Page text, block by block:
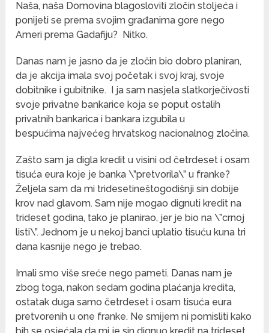
Naša, naša Domovina blagosloviti zločin stoljeća i
ponijeti se prema svojim građanima gore nego
Ameri prema Gadafiju? Nitko.
Danas nam je jasno da je zločin bio dobro planiran,
da je akcija imala svoj početak i svoj kraj, svoje
dobitnike i gubitnike. I ja sam nasjela slatkorječivosti
svoje privatne bankarice koja se poput ostalih
privatnih bankarica i bankara izgubila u
bespućima najvećeg hrvatskog nacionalnog zločina.
Zašto sam ja digla kredit u visini od četrdeset i osam
tisuća eura koje je banka \”pretvorila\” u franke?
Željela sam da mi tridesetineštogodišnji sin dobije
krov nad glavom. Sam nije mogao dignuti kredit na
trideset godina, tako je planirao, jer je bio na \”crnoj
listi\”. Jednom je u nekoj banci uplatio tisuću kuna tri
dana kasnije nego je trebao.
Imali smo više sreće nego pameti. Danas nam je
zbog toga, nakon sedam godina plaćanja kredita,
ostatak duga samo četrdeset i osam tisuća eura
pretvorenih u one franke. Ne smijem ni pomisliti kako